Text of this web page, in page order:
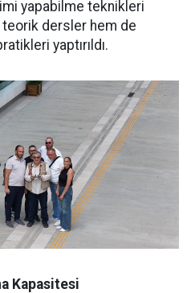
yapabilme teknikleri
teorik dersler hem de
yaptırıldı.
Kapasitesi